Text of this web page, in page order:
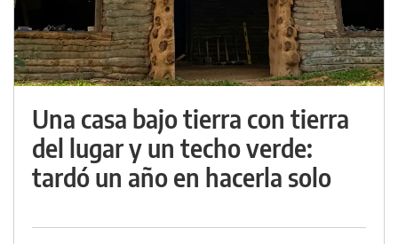
Una casa bajo tierra con tierra
del lugar y un techo verde:
tardó un año en hacerla solo